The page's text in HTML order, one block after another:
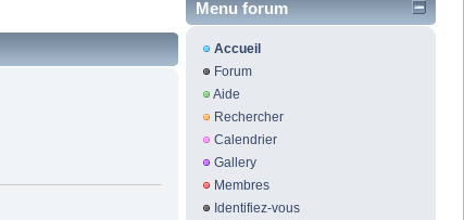
Menu forum
Accueil
Forum
Aide
Rechercher
Calendrier
Gallery
Membres
Identifiez-vous